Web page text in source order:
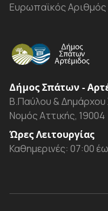
Ευρωπαϊκός Αριθμός
Δήμος Σπάτων -
Β.Παύλου &
Νομός Αττικής, 19004
Ώρες Λειτουργίας
Καθημερινές: 07:00